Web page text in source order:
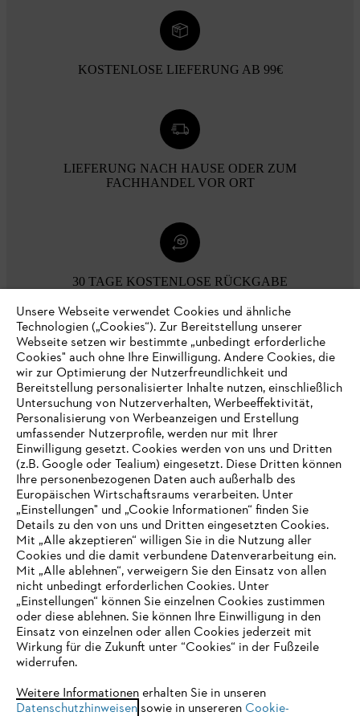
KOSTENLOSE LIEFERUNG AB 99€
LIEFERUNG NACH HAUSE ODER ZUM
FACHHANDEL VOR ORT
30 TAGE KOSTENLOSE RÜCKGABE
Zahlungsmöglichkeiten
Unternehmen
Online Shop
Service
IHR BROWSER WIRD NICHT
UNTERSTÜTZT
eine optimale Nutzung unserer Seite empfehlen wir Ihnen, zu
einem der folgenden Browser zu wechseln:
Unsere Webseite verwendet Cookies und ähnliche
Technologien („Cookies“). Zur Bereitstellung unserer
Webseite setzen wir bestimmte „unbedingt erforderliche
Cookies" auch ohne Ihre Einwilligung. Andere Cookies, die
wir zur Optimierung der Nutzerfreundlichkeit und
Bereitstellung personalisierter Inhalte nutzen, einschließlich
Untersuchung von Nutzerverhalten, Werbeeffektivität,
Personalisierung von Werbeanzeigen und Erstellung
umfassender Nutzerprofile, werden nur mit Ihrer
Einwilligung gesetzt. Cookies werden von uns und Dritten
(z.B. Google oder Tealium) eingesetzt. Diese Dritten können
Ihre personenbezogenen Daten auch außerhalb des
Europäischen Wirtschaftsraums verarbeiten. Unter
„Einstellungen" und „Cookie Informationen“ finden Sie
Details zu den von uns und Dritten eingesetzten Cookies.
Mit „Alle akzeptieren“ willigen Sie in die Nutzung aller
Cookies und die damit verbundene Datenverarbeitung ein.
Mit „Alle ablehnen“, verweigern Sie den Einsatz von allen
nicht unbedingt erforderlichen Cookies. Unter
„Einstellungen“ können Sie einzelnen Cookies zustimmen
oder diese ablehnen. Sie können Ihre Einwilligung in den
Einsatz von einzelnen oder allen Cookies jederzeit mit
Wirkung für die Zukunft unter “Cookies“ in der Fußzeile
widerrufen.
Weitere Informationen erhalten Sie in unseren
Datenschutzhinweisensowie in unsereren Cookie-